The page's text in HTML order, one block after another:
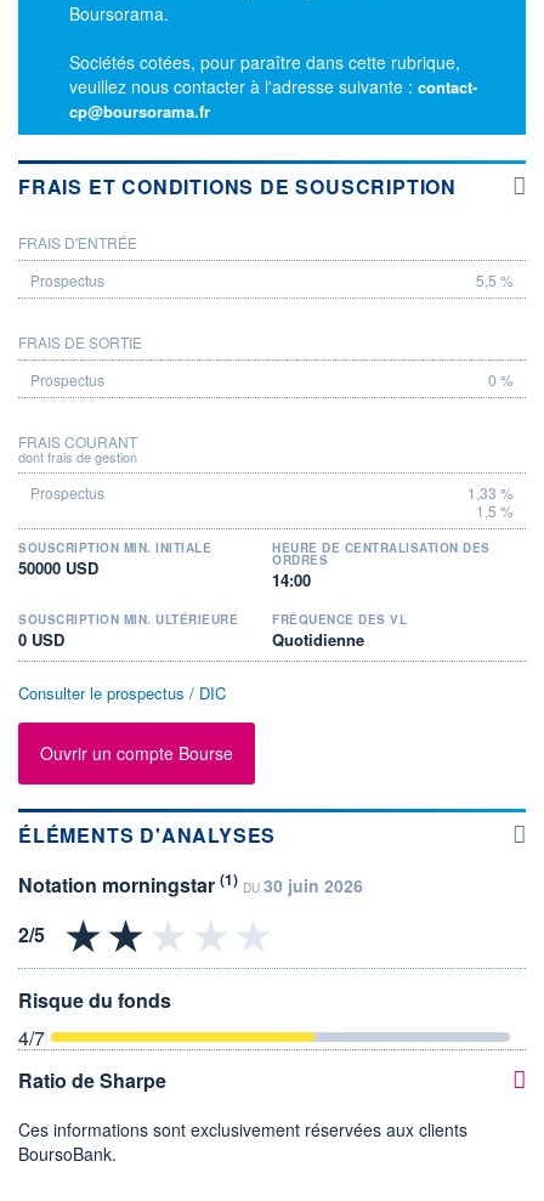
Boursorama.
Sociétés cotées, pour paraître dans cette rubrique,
veuillez nous contacter à l'adresse suivante : contact-
cp@boursorama.fr
FRAIS ET CONDITIONS DE SOUSCRIPTION
PROSPECTUS
FRAIS D'ENTRÉE
5,5 %
FRAIS DE SORTIE
0 %
FRAIS COURANT
dont frais de gestion
1,33 %
1,5 %
SOUSCRIPTION MIN. INITIALE
50000 USD
HEURE DE CENTRALISATION DES
ORDRES
14:00
SOUSCRIPTION MIN. ULTÉRIEURE
0 USD
FRÉQUENCE DES VL
Quotidienne
Consulter le prospectus / DIC
Ouvrir un compte Bourse
ÉLÉMENTS D'ANALYSES
Notation morningstar (1) DU 30 juin 2026
Risque du fonds
4/7
Ratio de Sharpe
Ces informations sont exclusivement réservées aux clients
BoursoBank.